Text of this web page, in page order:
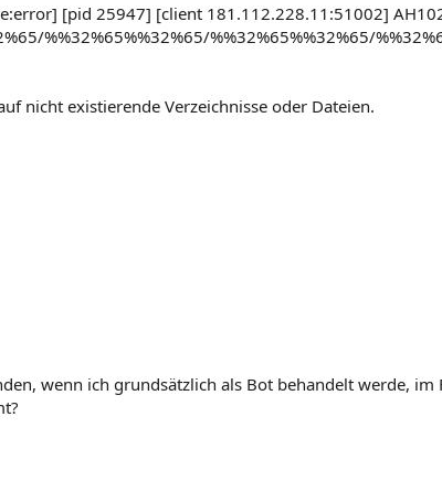
[pid 25947] [client 181.112.228.11:51002]
%%32%65%%32%65/%%32%65%%32%65/
nicht existierende Verzeichnisse oder Dateien.
wenn ich grundsätzlich als Bot behandelt werde,